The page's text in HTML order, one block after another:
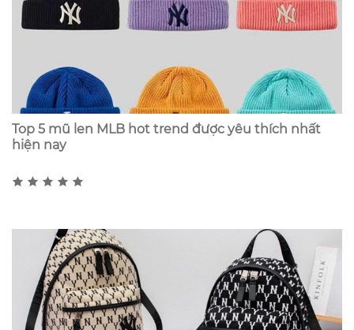
Top 5 mũ len MLB hot trend được yêu thích nhất
hiện nay